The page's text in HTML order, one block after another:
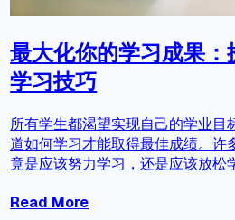
最大化你的学习成果
学习技巧
所有学生都渴望实现自己的学业目
道如何学习才能取得最佳成绩。许
竟是应该努力学习，还是应该放松
Read More